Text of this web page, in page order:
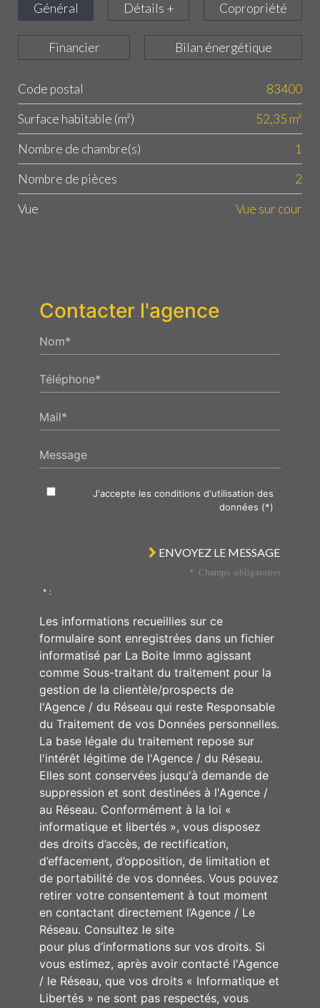
Général Détails + Copropriété
Financier Bilan énergétique
Label Value
Code postal
83400
Surface habitable (m²)
52,35 m²
Nombre de chambre(s)
1
Nombre de pièces
2
Vue
Vue sur cour
Contacter l'agence
Nom*
Téléphone*
Mail*
Message
J'accepte les conditions d'utilisation des
données (*)
ENVOYEZ LE MESSAGE
* Champs obligatoires
* :
Les informations recueillies sur ce
formulaire sont enregistrées dans un fichier
informatisé par La Boite Immo agissant
comme Sous-traitant du traitement pour la
gestion de la clientèle/prospects de
l'Agence / du Réseau qui reste Responsable
du Traitement de vos Données personnelles.
La base légale du traitement repose sur
l'intérêt légitime de l'Agence / du Réseau.
Elles sont conservées jusqu'à demande de
suppression et sont destinées à l'Agence /
au Réseau. Conformément à la loi «
informatique et libertés », vous disposez
des droits d’accès, de rectification,
d’effacement, d’opposition, de limitation et
de portabilité de vos données. Vous pouvez
retirer votre consentement à tout moment
en contactant directement l’Agence / Le
Réseau. Consultez le site
pour plus d’informations sur vos droits. Si
vous estimez, après avoir contacté l'Agence
/ le Réseau, que vos droits « Informatique et
Libertés » ne sont pas respectés, vous